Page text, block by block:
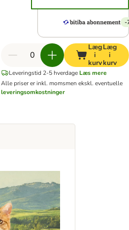
-
Læg
i
kurv
Læg
i
kurv
Leveringstid 2-5 hverdage Læs mere
Alle priser er inkl. momsmen ekskl. eventuelle
leveringsomkostninger